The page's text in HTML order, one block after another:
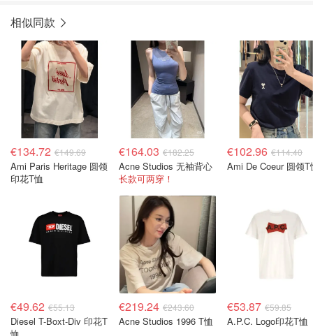
相似同款
€134.72 €149.69
Ami Paris Heritage 圆领
印花T恤
€164.03 €182.25
Acne Studios 无袖背心
长款可两穿！
€102.96 €114.40
Ami De Coeur 圆领T
€49.62 €55.13
Diesel T-Boxt-Div 印花T
€219.24 €243.60
Acne Studios 1996 T恤
€53.87 €59.85
A.P.C. Logo印花T恤